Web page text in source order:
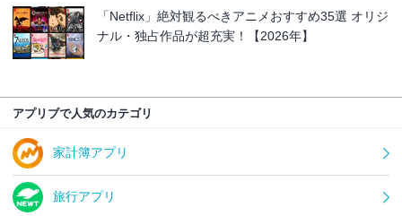
「Netflix」絶対観るべきアニメおすすめ35選 オリジ
ナル・独占作品が超充実！【2026年】
アプリブで人気のカテゴリ
家計簿アプリ
旅行アプリ